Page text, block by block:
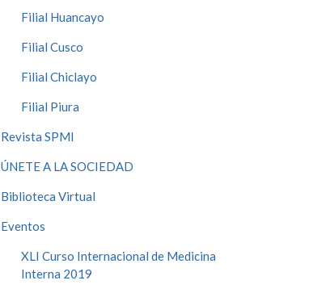
Filial Huancayo
Filial Cusco
Filial Chiclayo
Filial Piura
Revista SPMI
ÚNETE A LA SOCIEDAD
Biblioteca Virtual
Eventos
XLI Curso Internacional de Medicina
Interna 2019